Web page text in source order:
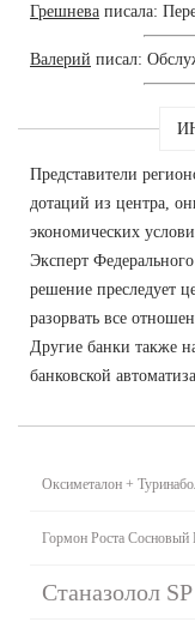
Грешнева писала:
Валерий писал:
Представители
дотаций из центра,
экономических
Эксперт Федерального
решение преследует
разорвать все
Другие банки также
банковской
Оксиметалон +
Гормон Роста Сосновый
Станазолол